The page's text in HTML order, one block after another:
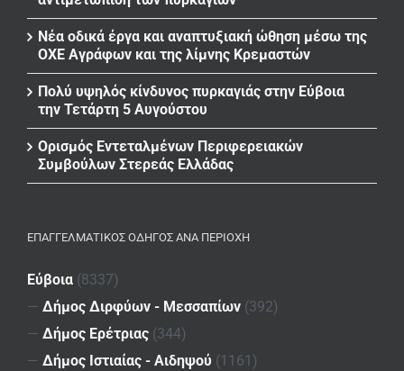
Νέα οδικά έργα και αναπτυξιακή ώθηση μέσω της
ΟΧΕ Αγράφων και της λίμνης Κρεμαστών
Πολύ υψηλός κίνδυνος πυρκαγιάς στην Εύβοια
την Τετάρτη 5 Αυγούστου
Ορισμός Εντεταλμένων Περιφερειακών
Συμβούλων Στερεάς Ελλάδας
ΕΠΑΓΓΕΛΜΑΤΙΚΌΣ ΟΔΗΓΌΣ ΑΝΆ ΠΕΡΙΟΧΉ
Εύβοια (8337)
— Δήμος Διρφύων - Μεσσαπίων (392)
— Δήμος Ερέτριας (344)
— Δήμος Ιστιαίας - Αιδηψού (1161)